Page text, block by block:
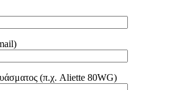
(π.χ. Aliette 80WG)